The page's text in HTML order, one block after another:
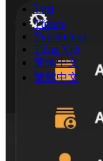
ไทย
Türkçe
Українська
Tiếng Việt
简体中文
繁體中文